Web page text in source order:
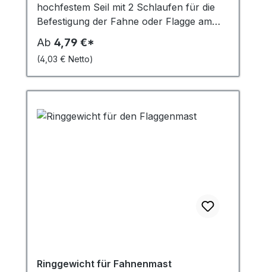
hochfestem Seil mit 2 Schlaufen für die
Befestigung der Fahne oder Flagge am
Mast. 42 cm lang, Seildurchmesser 4 mm.
Für Masten bis 100 mm Durchmesser.
Wahlweise: Fahnenmastschlaufe per
Stück, 4er Set, 5er Set, mit
Fahnengewicht 400 g.
Ab 4,79 €*
(4,03 € Netto)
Ringgewicht für Fahnenmast